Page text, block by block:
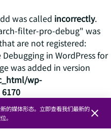
was called incorrectly.
filter-pro-debug" was
are not registered:
Debugging in WordPressfor
was added in version
wp-
6170
的媒体形态。立即查看我们最新的
。